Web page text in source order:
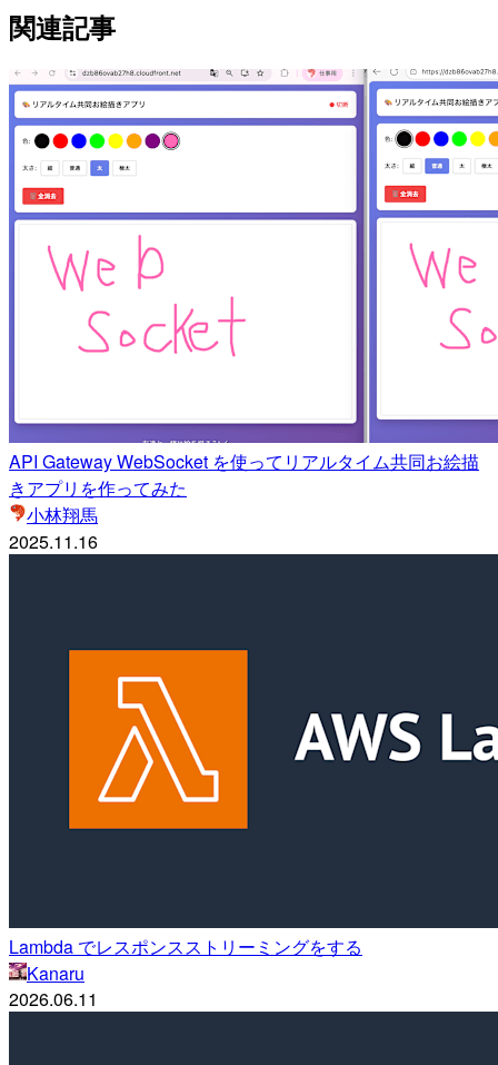
関連記事
API Gateway WebSocket を使ってリアルタイム共同お絵描
きアプリを作ってみた
小林翔馬
2025.11.16
Lambda でレスポンスストリーミングをする
Kanaru
2026.06.11